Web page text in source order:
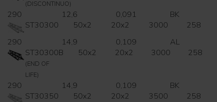
(DISCONTINUO)
290 12,6 0,091
BK
ST30300
50x2 20x2 3000
258
290
14,9 0,109
AL
ST30300B
(END OF
LIFE)
50x2 20x2 3000 258
290 14,9 0,109
BK
ST30350
50x2 20x2 3500
258